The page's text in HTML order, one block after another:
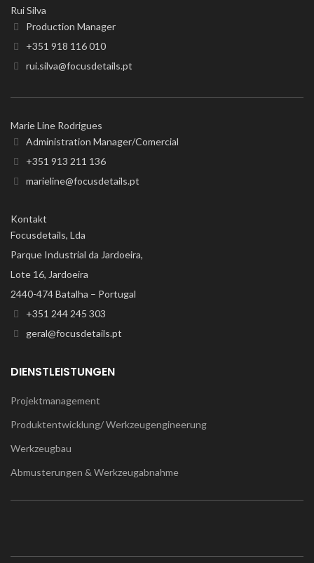
Rui Silva
Production Manager
+351 918 116 010
rui.silva@focusdetails.pt
Marie Line Rodrigues
Administration Manager/Comercial
+351 913 211 136
marieline@focusdetails.pt
Kontakt
Focusdetails, Lda
Parque Industrial da Jardoeira,
Lote 16, Jardoeira
2440-474 Batalha – Portugal
+351 244 245 303
geral@focusdetails.pt
DIENSTLEISTUNGEN
Projektmanagement
Produktentwicklung/ Werkzeugengineerung
Werkzeugbau
Abmusterungen & Werkzeugabnahme